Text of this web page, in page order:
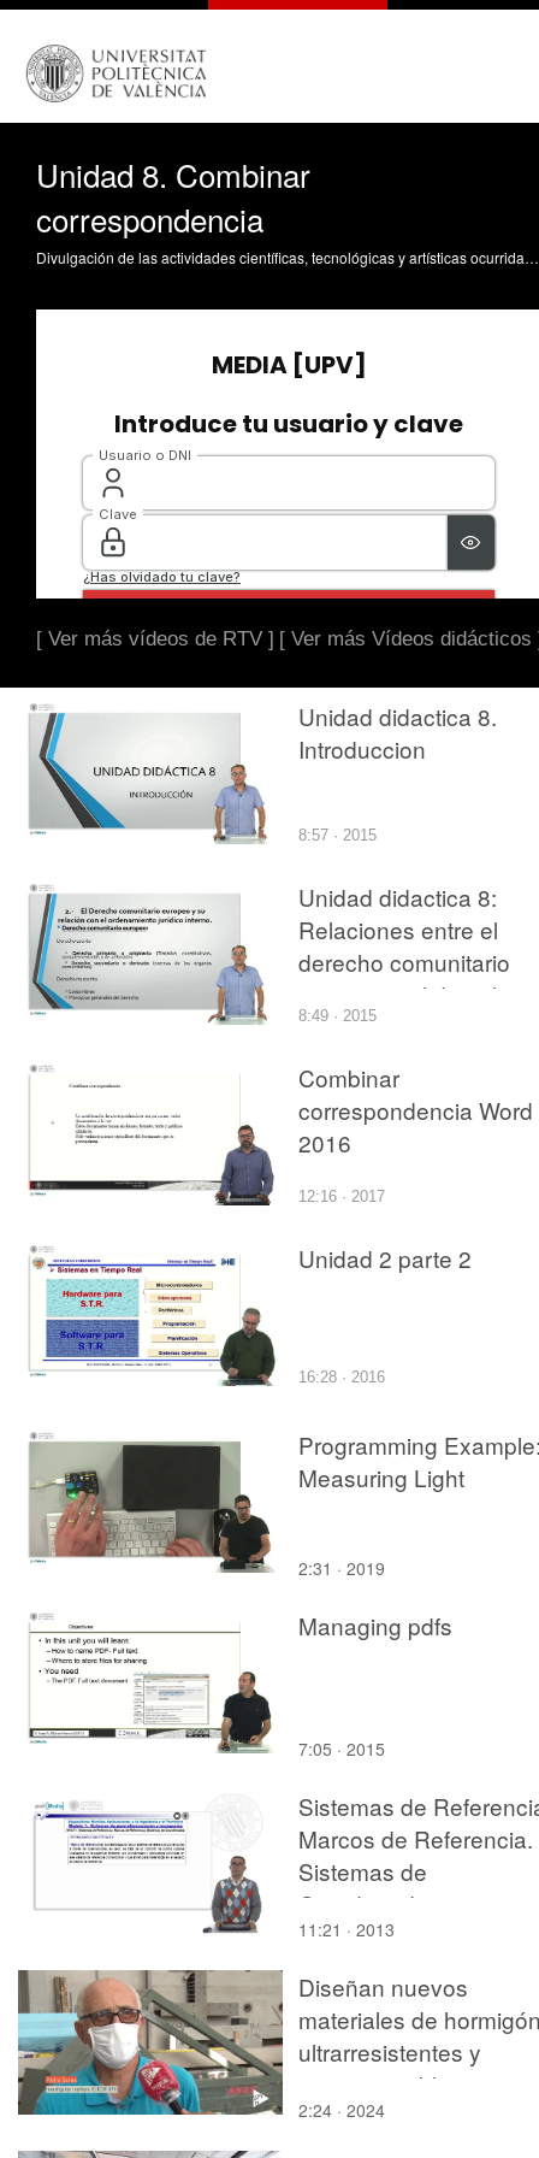
Unidad 8. Combinar
correspondencia
Divulgación de las actividades científicas, tecnológicas y artísticas ocurridas en los tres campus de la UPV
[ Ver más vídeos de RTV ] [ Ver más Vídeos didácticos
Unidad didactica 8.
Introduccion
8:57 · 2015
Unidad didactica 8:
Relaciones entre el
derecho comunitario
europeo y el derecho
interno
8:49 · 2015
Combinar
correspondencia Word
2016
12:16 · 2017
Unidad 2 parte 2
16:28 · 2016
Programming
Measuring Light
2:31 · 2019
Managing pdfs
7:05 · 2015
Sistemas de
Marcos de Referencia.
Sistemas de
Coordenadas
11:21 · 2013
Diseñan nuevos
materiales de
ultrarresistentes y
autorreparables
2:24 · 2024